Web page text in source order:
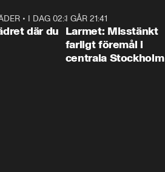
1:06
• I DAG 02:30
där du
I GÅR 21:41
Larmet: Misstänkt
farligt föremål i
centrala Stockholm